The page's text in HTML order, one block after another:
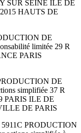
SUR SEINE ILE DE
HAUTS DE
DE
limitée 29 R
PARIS
DE
simplifiée 37 R
PARIS ILE DE
DE PARIS
PRODUCTION